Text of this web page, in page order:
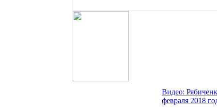
Видео:
февраля 2018